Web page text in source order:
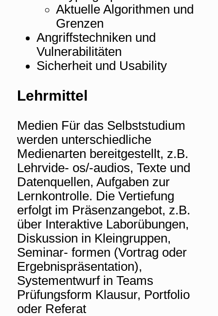
Aktuelle Algorithmen und
Grenzen
Angriffstechniken und
Vulnerabilitäten
Sicherheit und Usability
Lehrmittel
Medien Für das Selbststudium
werden unterschiedliche
Medienarten bereitgestellt, z.B.
Lehrvide- os/-audios, Texte und
Datenquellen, Aufgaben zur
Lernkontrolle. Die Vertiefung
erfolgt im Präsenzangebot, z.B.
über Interaktive Laborübungen,
Diskussion in Kleingruppen,
Seminar- formen (Vortrag oder
Ergebnispräsentation),
Systementwurf in Teams
Prüfungsform Klausur, Portfolio
oder Referat